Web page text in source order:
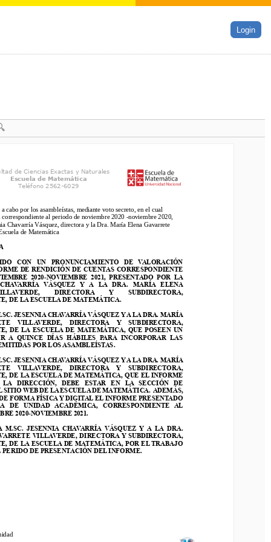
Login
de Ciencias Exactas y Naturales
Escuela de Matemática
Teléfono 2562-6029
por los asambleístas, mediante voto secreto , en
el cual
al periodo de noviembre 2020 -noviembre 2020,
Chavarría Vásquez, directora y la Dra. María Elena Gavarrete
de Matemática
DE RENDICIÓN DE CUENTAS CORRESPONDIENTE
20 20-NOVIEMBRE  2021,  PRESENTADO  POR  LA
VÁSQUEZ  Y  A  LA  DRA.  MARÍA  ELENA
DIRECTORA    Y    SUBDIRECTORA,
DE LA ESCUELA DE MATEMÁTICA.
JESENNIA CHAVARRÍA VÁSQUEZ Y A LA DRA. MARÍA
VILLAVERDE,  DIRECTORA  Y  SUBDIRECTORA,
DE LA ESCUELA DE MATEMÁTICA, QUE POSEEN UN
A  QUINCE  DÍAS  HÁBILES  PARA  INCORPORAR  LAS
POR LOS ASAMBLEÍSTAS.
VILLAVERDE,  DIRECTORA  Y  SUBDIRECTORA,
DE LA ESCUELA DE MATEMÁTICA, QUE EL INFORME
DIRECCIÓN,  DEBE  ESTAR  EN  LA  SECCIÓN  DE
WEB DE LA ESCUELA DE MATEMÁTICA. ADEMÁS,
FORMA FÍSICA Y DIGITAL EL INFORME PRESENTADO
DE  UNIDAD  ACADÉMICA,  CORRESPONDIENTE  AL
2020 -NOVIEMBRE 2021.
JESENNIA  CHAVARRÍA  VÁSQUEZ  Y A  LA  D
VILLAVERDE, DIRECTORA Y SUBDIRECTORA,
DE LA ESCUELA DE MATEMÁTICA, POR EL TRABAJO
DE PRESENTACIÓN DEL INFORME.
de Ciencias Exactas y Naturales
Escuela de Matemática
Teléfono 2562-6029
cabo por los asambleístas, mediante voto secreto, en el cual
al periodo de noviembre 2020 -noviembre 2020,
Chavarría Vásquez, directora y la Dra. María Elena Gavarrete
de Matemática
CON  UN  PRONUNCIAMIENTO  DE  VALORACIÓN
DE RENDICIÓN DE CUENTAS CORRESPONDIENTE
2020-NOVIEMBRE  2021,  PRESENTADO  POR  LA
VÁSQUEZ  Y  A  LA  DRA.  MARÍA  ELENA
DIRECTORA    Y    SUBDIRECTORA,
DE LA ESCUELA DE MATEMÁTICA.
JESENNIA CHAVARRÍA VÁSQUEZ Y A LA DRA. MARÍA
VILLAVERDE,  DIRECTORA  Y  SUBDIRECTORA,
DE LA ESCUELA DE MATEMÁTICA, QUE POSEEN UN
A  QUINCE  DÍAS  HÁBILES  PARA  INCORPORAR  LAS
POR LOS ASAMBLEÍSTAS.
JESENNIA CHAVARRÍA VÁSQUEZ Y A LA DRA. MARÍA
VILLAVERDE,  DIRECTORA  Y  SUBDIRECTORA,
DE LA ESCUELA DE MATEMÁTICA, QUE EL INFORME
LA  DIRECCIÓN,  DEBE  ESTAR  EN  LA  SECCIÓN  DE
SITIOWEB DE LA ESCUELA DE MATEMÁTICA. ADEMÁS,
FORMA FÍSICA Y DIGITAL EL INFORME PRESENTADO
DE  UNIDAD  ACADÉMICA,  CORRESPONDIENTE  AL
2020-NOVIEMBRE 2021.
JESENNIA  CHAVARRÍA  VÁSQUEZ  Y A  LA  D
RA.
VILLAVERDE, DIRECTORA Y SUBDIRECTORA,
DE LA ESCUELA DE MATEMÁTICA, POR EL TRABAJO
DE PRESENTACIÓN DEL INFORME.